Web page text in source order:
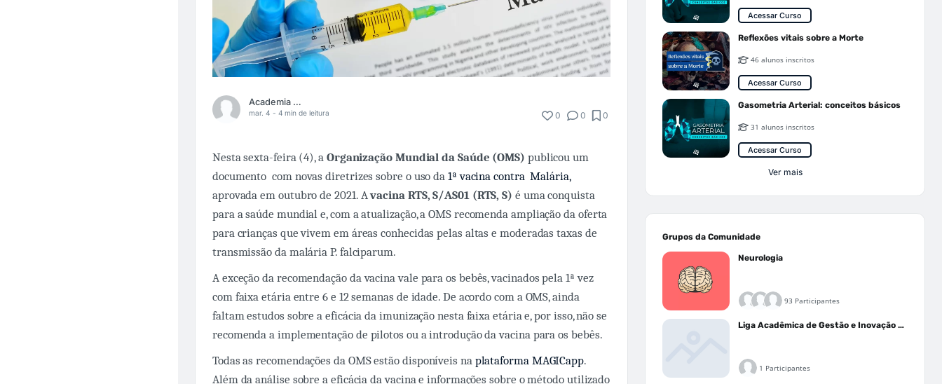
Academia Médica
mar. 4 - 4 min de leitura 0 0 0
Nesta sexta-feira (4), a Organização Mundial da Saúde (OMS) publicou um
documento com novas diretrizes sobre o uso da 1ª vacina contra Malária,
aprovada em outubro de 2021. Avacina RTS, S/AS01 (RTS, S) é uma conquista
para a saúde mundial e, com a atualização, a OMS recomenda ampliação da oferta
para crianças que vivem em áreas conhecidas pelas altas e moderadas taxas de
transmissão da malária P. falciparum.
A exceção da recomendação da vacina vale para os bebês, vacinados pela 1ª vez
com faixa etária entre 6 e 12 semanas de idade. De acordo com a OMS, ainda
faltam estudos sobre a eficácia da imunização nesta faixa etária e, por isso, não se
recomenda a implementação de pilotos ou a introdução da vacina para os bebês.
Todas as recomendações da OMS estão disponíveis na plataforma MAGICapp.
Além da análise sobre a eficácia da vacina e informações sobre o método utilizado
Acessar Curso
Reflexões vitais sobre a Morte
46 alunos inscritos
Acessar Curso
Gasometria Arterial: conceitos básicos
31 alunos inscritos
Acessar Curso
Ver mais
Grupos da Comunidade
Neurologia
93 Participantes
Liga Acadêmica de Gestão e Inovação Médica - LAGIM
1 Participantes